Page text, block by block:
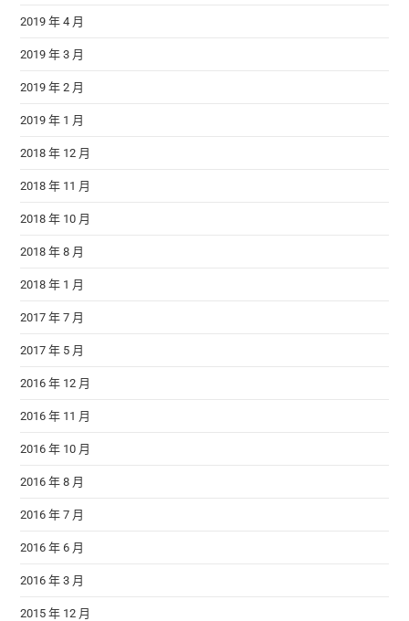
2019 年 4 月
2019 年 3 月
2019 年 2 月
2019 年 1 月
2018 年 12 月
2018 年 11 月
2018 年 10 月
2018 年 8 月
2018 年 1 月
2017 年 7 月
2017 年 5 月
2016 年 12 月
2016 年 11 月
2016 年 10 月
2016 年 8 月
2016 年 7 月
2016 年 6 月
2016 年 3 月
2015 年 12 月